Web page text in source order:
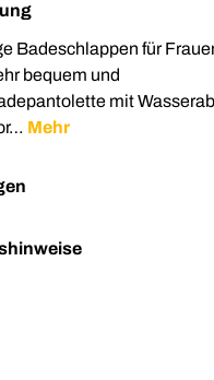
Badeschlappen für
bequem und
mit
Mehr